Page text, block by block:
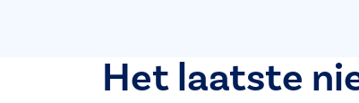
Het laatste